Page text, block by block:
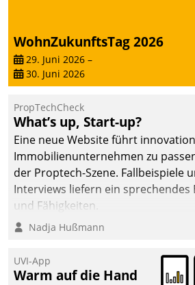
automatisiert ausgelöste,
zielgerichtete
Mieterbefragungen – eine
starke Grundlage für
intelligente,
datengestützte
Entscheidungen.
WohnZukunftsTag 2026
29. Juni 2026 –
30. Juni 2026
PropTechCheck
What’s up, Start-up?
Eine neue Website führt
Immobilienunternehmen zu
der Proptech-Szene. Fallbeispiele
Interviews liefern ein sprechendes
und Fähigkeiten.
Nadja Hußmann
UVI-App
Warm auf die Hand